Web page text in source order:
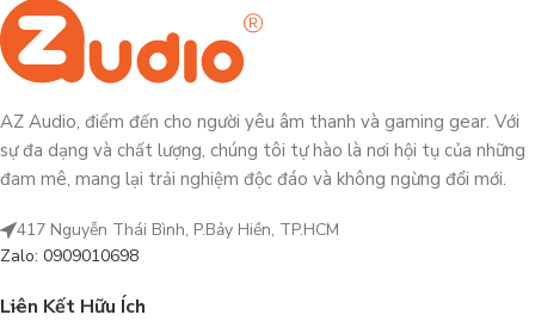
AZ Audio, điểm đến cho người yêu âm thanh và gaming gear. Với
sự đa dạng và chất lượng, chúng tôi tự hào là nơi hội tụ của những
đam mê, mang lại trải nghiệm độc đáo và không ngừng đổi mới.
417 Nguyễn Thái Bình, P.Bảy Hiền, TP.HCM
Zalo: 0909010698
Liên Kết Hữu Ích